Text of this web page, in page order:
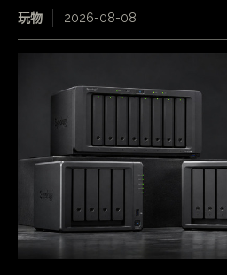
玩物 2026-08-08